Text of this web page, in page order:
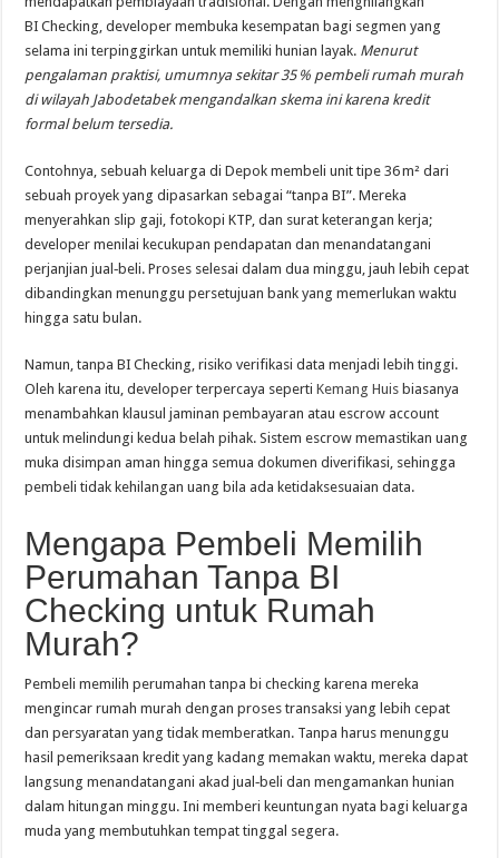
BI Checking, developer membuka kesempatan bagi segmen yang
selama ini terpinggirkan untuk memiliki hunian layak. Menurut
pengalaman praktisi, umumnya sekitar 35 % pembeli rumah murah
di wilayah Jabodetabek mengandalkan skema ini karena kredit
formal belum tersedia.
Contohnya, sebuah keluarga di Depok membeli unit tipe 36 m² dari
sebuah proyek yang dipasarkan sebagai “tanpa BI”. Mereka
menyerahkan slip gaji, fotokopi KTP, dan surat keterangan kerja;
developer menilai kecukupan pendapatan dan menandatangani
perjanjian jual‑beli. Proses selesai dalam dua minggu, jauh lebih cepat
dibandingkan menunggu persetujuan bank yang memerlukan waktu
hingga satu bulan.
Namun, tanpa BI Checking, risiko verifikasi data menjadi lebih tinggi.
Oleh karena itu, developer terpercaya sepertiKemang Huis biasanya
menambahkan klausul jaminan pembayaran atau escrow account
untuk melindungi kedua belah pihak. Sistem escrow memastikan uang
muka disimpan aman hingga semua dokumen diverifikasi, sehingga
pembeli tidak kehilangan uang bila ada ketidaksesuaian data.
Mengapa Pembeli Memilih
Perumahan Tanpa BI
Checking untuk Rumah
Murah?
Pembeli memilih perumahan tanpa bi checking karena mereka
mengincar rumah murah dengan proses transaksi yang lebih cepat
dan persyaratan yang tidak memberatkan. Tanpa harus menunggu
hasil pemeriksaan kredit yang kadang memakan waktu, mereka dapat
langsung menandatangani akad jual‑beli dan mengamankan hunian
dalam hitungan minggu. Ini memberi keuntungan nyata bagi keluarga
muda yang membutuhkan tempat tinggal segera.